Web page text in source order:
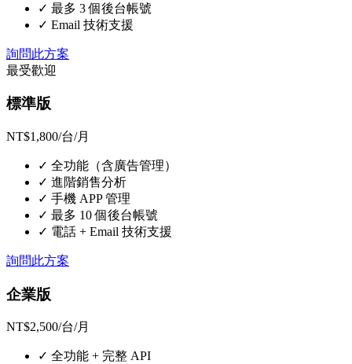
✓ 最多 3 個後台帳號
✓ Email 技術支援
詢問此方案
最受歡迎
標準版
NT$1,800/台/月
✓ 全功能（含廣告管理）
✓ 進階銷售分析
✓ 手機 APP 管理
✓ 最多 10 個後台帳號
✓ 電話 + Email 技術支援
詢問此方案
企業版
NT$2,500/台/月
✓ 全功能 + 完整 API